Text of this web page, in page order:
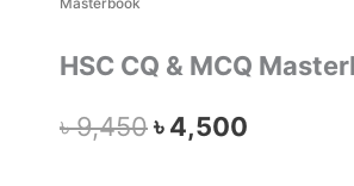
Masterbook
HSC CQ & MCQ
৳9,450৳4,500